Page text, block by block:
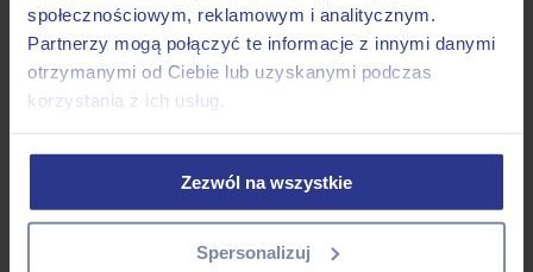
społecznościowym, reklamowym i analitycznym.
Partnerzy mogą połączyć te informacje z innymi danymi
otrzymanymi od Ciebie lub uzyskanymi podczas
korzystania z ich usług.
Zezwól na wszystkie
Spersonalizuj
Wodoodporna smycz miejska
HEXA – Beast Of The Forest
FOREST zdjęcia z Waszych leśnych wycieczek wskoczą na
wyższy level.
Wodoodporna, trwała i bardzo łatwa w czyszczeniu smycz dla psa.